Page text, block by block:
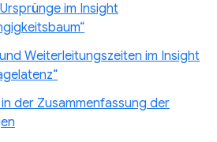
im Insight
Weiterleitungszeiten im Insight
der Zusammenfassung der